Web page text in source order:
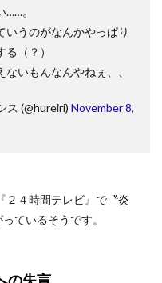
……。
いうのがなんかやっぱり
（？）
いもんなんやねぇ、、
ス (@hureiri) November 8,
２４時間テレビ』で〝炎
ているそうです。